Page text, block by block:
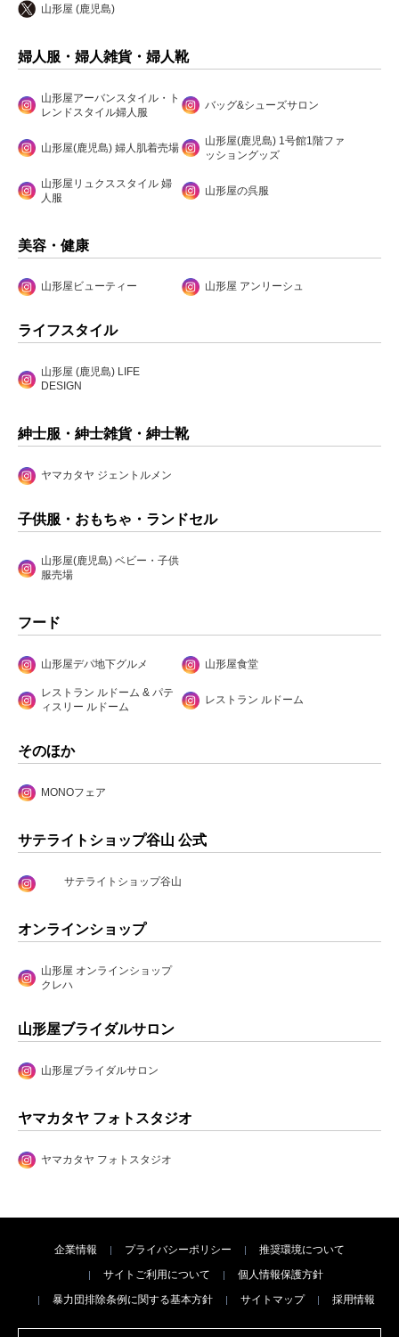
山形屋 (鹿児島)
婦人服・婦人雑貨・婦人靴
山形屋アーバンスタイル・ト
レンドスタイル婦人服
バッグ&シューズサロン
山形屋(鹿児島) 婦人肌着売場
山形屋(鹿児島) 1号館1階ファ
ッショングッズ
山形屋リュクススタイル 婦
人服
山形屋の呉服
美容・健康
山形屋ビューティー 山形屋 アンリーシュ
ライフスタイル
山形屋 (鹿児島) LIFE
DESIGN
紳士服・紳士雑貨・紳士靴
ヤマカタヤ ジェントルメン
子供服・おもちゃ・ランドセル
山形屋(鹿児島) ベビー・子供
服売場
フード
山形屋デパ地下グルメ 山形屋食堂
レストラン ルドーム & パテ
ィスリー ルドーム
レストラン ルドーム
そのほか
MONOフェア
サテライトショップ谷山 公式
サテライトショップ谷山
オンラインショップ
山形屋 オンラインショップ
クレハ
山形屋ブライダルサロン
山形屋ブライダルサロン
ヤマカタヤ フォトスタジオ
ヤマカタヤ フォトスタジオ
企業情報 プライバシーポリシー
推奨環境について
サイトご利用について
個人情報保護方針
暴力団排除条例に関する基本方針
サイトマップ 採用情報